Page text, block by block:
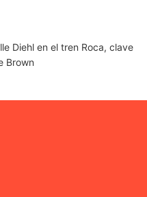
Diehl en el tren Roca, clave
Brown